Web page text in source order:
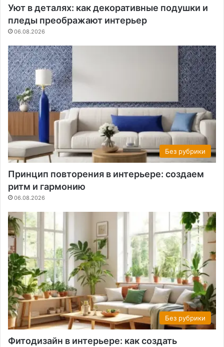
Уют в деталях: как декоративные подушки и
пледы преображают интерьер
06.08.2026
Без рубрики
Принцип повторения в интерьере: создаем
ритм и гармонию
06.08.2026
Без рубрики
Фитодизайн в интерьере: как создать